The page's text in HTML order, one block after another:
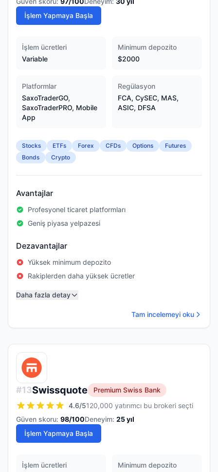
İşlem Yapmaya Başla
İşlem ücretleri
Variable
Minimum depozito
$2000
Platformlar
SaxoTraderGO,
SaxoTraderPRO, Mobile
App
Regülasyon
FCA, CySEC, MAS,
ASIC, DFSA
Stocks ETFs Forex CFDs Options
Futures
Bonds
Crypto
Avantajlar
Profesyonel ticaret platformları
Geniş piyasa yelpazesi
Dezavantajlar
Yüksek minimum depozito
Rakiplerden daha yüksek ücretler
Daha fazla detay
Tam incelemeyi oku
#13Swissquote
Premium Swiss Bank
4.6/5120,000 yatırımcı bu brokeri seçti
Güven skoru: 98/100Deneyim: 25yıl
İşlem Yapmaya Başla
İşlem ücretleri
Minimum depozito